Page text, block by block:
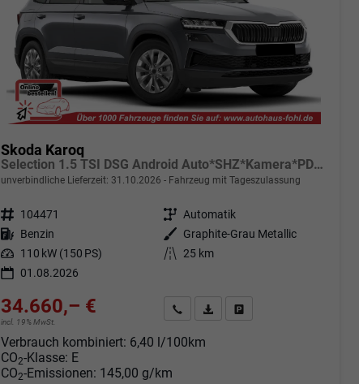
Skoda Karoq
Selection 1.5 TSI DSG Android Auto*SHZ*Kamera*PDC v/h*Klimaauto*SUNSET*LED
unverbindliche Lieferzeit: 31.10.2026 Fahrzeug mit Tageszulassung
Fahrzeugnr. 104471 Getriebe Automatik
Kraftstoff Benzin Außenfarbe
Graphite-Grau Metallic
Leistung 110 kW (150 PS) Kilometerstand 25 km
01.08.2026
34.660,– €
incl. 19% MwSt.
Angebot anfordern
Fahrzeugexpose (PDF)
Fahrzeug parken
Verbrauch kombiniert: 6,40 l/100km
CO2-Klasse: E
CO2-Emissionen: 145,00 g/km